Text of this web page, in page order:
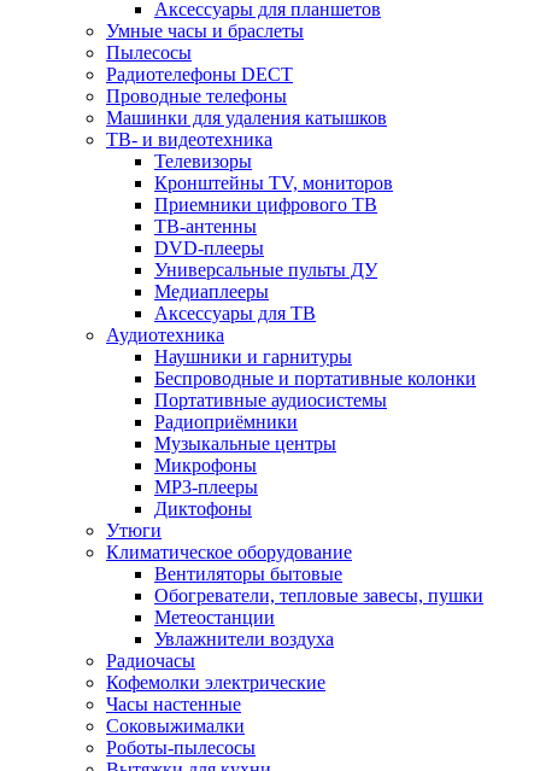
Аксессуары для планшетов
Умные часы и браслеты
Пылесосы
Радиотелефоны DECT
Проводные телефоны
Машинки для удаления катышков
ТВ- и видеотехника
Телевизоры
Кронштейны TV, мониторов
Приемники цифрового ТВ
ТВ-антенны
DVD-плееры
Универсальные пульты ДУ
Медиаплееры
Аксессуары для ТВ
Аудиотехника
Наушники и гарнитуры
Беспроводные и портативные колонки
Портативные аудиосистемы
Радиоприёмники
Музыкальные центры
Микрофоны
MP3-плееры
Диктофоны
Утюги
Климатическое оборудование
Вентиляторы бытовые
Обогреватели, тепловые завесы, пушки
Метеостанции
Увлажнители воздуха
Радиочасы
Кофемолки электрические
Часы настенные
Соковыжималки
Роботы-пылесосы